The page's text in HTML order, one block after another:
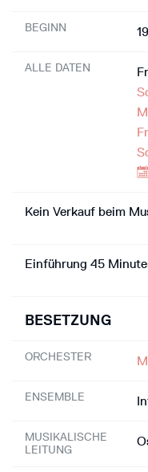
BEGINN
ALLE DATEN
Kein Verkauf beim
Einführung 45
BESETZUNG
ORCHESTER
ENSEMBLE
MUSIKALISCHE
LEITUNG